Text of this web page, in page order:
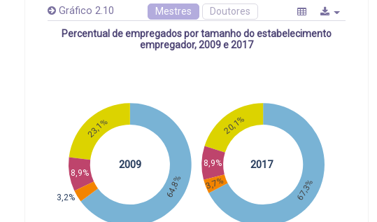
Gráfico 2.10 Mestres Doutores
Percentual de empregados por tamanho do estabelecimento
empregador, 2009 e 2017
67,3%
20,1%
8,9%
3,7%
64,8%
23,1%
8,9%
3,2%
2009 2017